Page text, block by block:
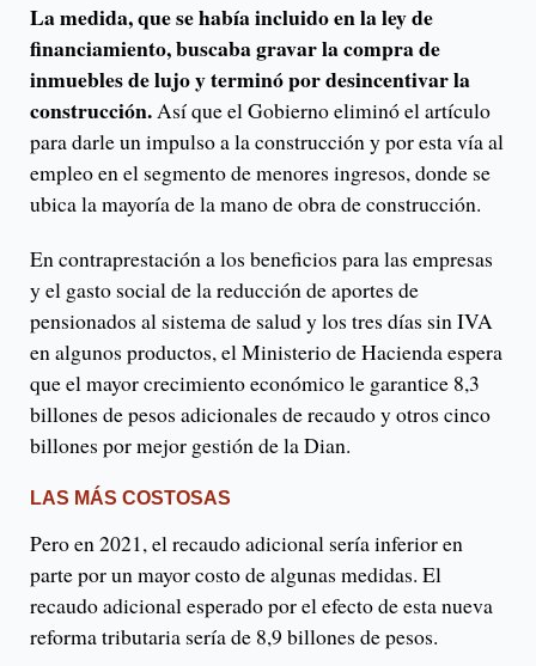
La medida, que se había incluido en la ley de
financiamiento, buscaba gravar la compra de
inmuebles de lujo y terminó por desincentivar la
construcción.Así que el Gobierno eliminó el artículo
para darle un impulso a la construcción y por esta vía al
empleo en el segmento de menores ingresos, donde se
ubica la mayoría de la mano de obra de construcción.
En contraprestación a los beneficios para las empresas
y el gasto social de la reducción de aportes de
pensionados al sistema de salud y los tres días sin IVA
en algunos productos, el Ministerio de Hacienda espera
que el mayor crecimiento económico le garantice 8,3
billones de pesos adicionales de recaudo y otros cinco
billones por mejor gestión de la Dian.
LAS MÁS COSTOSAS
Pero en 2021, el recaudo adicional sería inferior en
parte por un mayor costo de algunas medidas. El
recaudo adicional esperado por el efecto de esta nueva
reforma tributaria sería de 8,9 billones de pesos.